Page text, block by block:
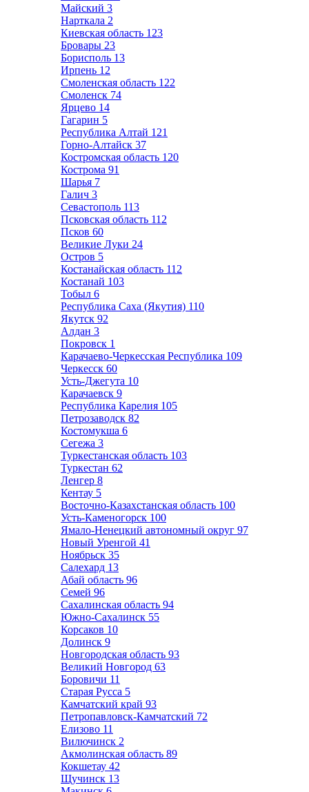
Майский 3
Нарткала 2
Киевская область 123
Бровары 23
Борисполь 13
Ирпень 12
Смоленская область 122
Смоленск 74
Ярцево 14
Гагарин 5
Республика Алтай 121
Горно-Алтайск 37
Костромская область 120
Кострома 91
Шарья 7
Галич 3
Севастополь 113
Псковская область 112
Псков 60
Великие Луки 24
Остров 5
Костанайская область 112
Костанай 103
Тобыл 6
Республика Саха (Якутия) 110
Якутск 92
Алдан 3
Покровск 1
Карачаево-Черкесская Республика 109
Черкесск 60
Усть-Джегута 10
Карачаевск 9
Республика Карелия 105
Петрозаводск 82
Костомукша 6
Сегежа 3
Туркестанская область 103
Туркестан 62
Ленгер 8
Кентау 5
Восточно-Казахстанская область 100
Усть-Каменогорск 100
Ямало-Ненецкий автономный округ 97
Новый Уренгой 41
Ноябрьск 35
Салехард 13
Абай область 96
Семей 96
Сахалинская область 94
Южно-Сахалинск 55
Корсаков 10
Долинск 9
Новгородская область 93
Великий Новгород 63
Боровичи 11
Старая Русса 5
Камчатский край 93
Петропавловск-Камчатский 72
Елизово 11
Вилючинск 2
Акмолинская область 89
Кокшетау 42
Щучинск 13